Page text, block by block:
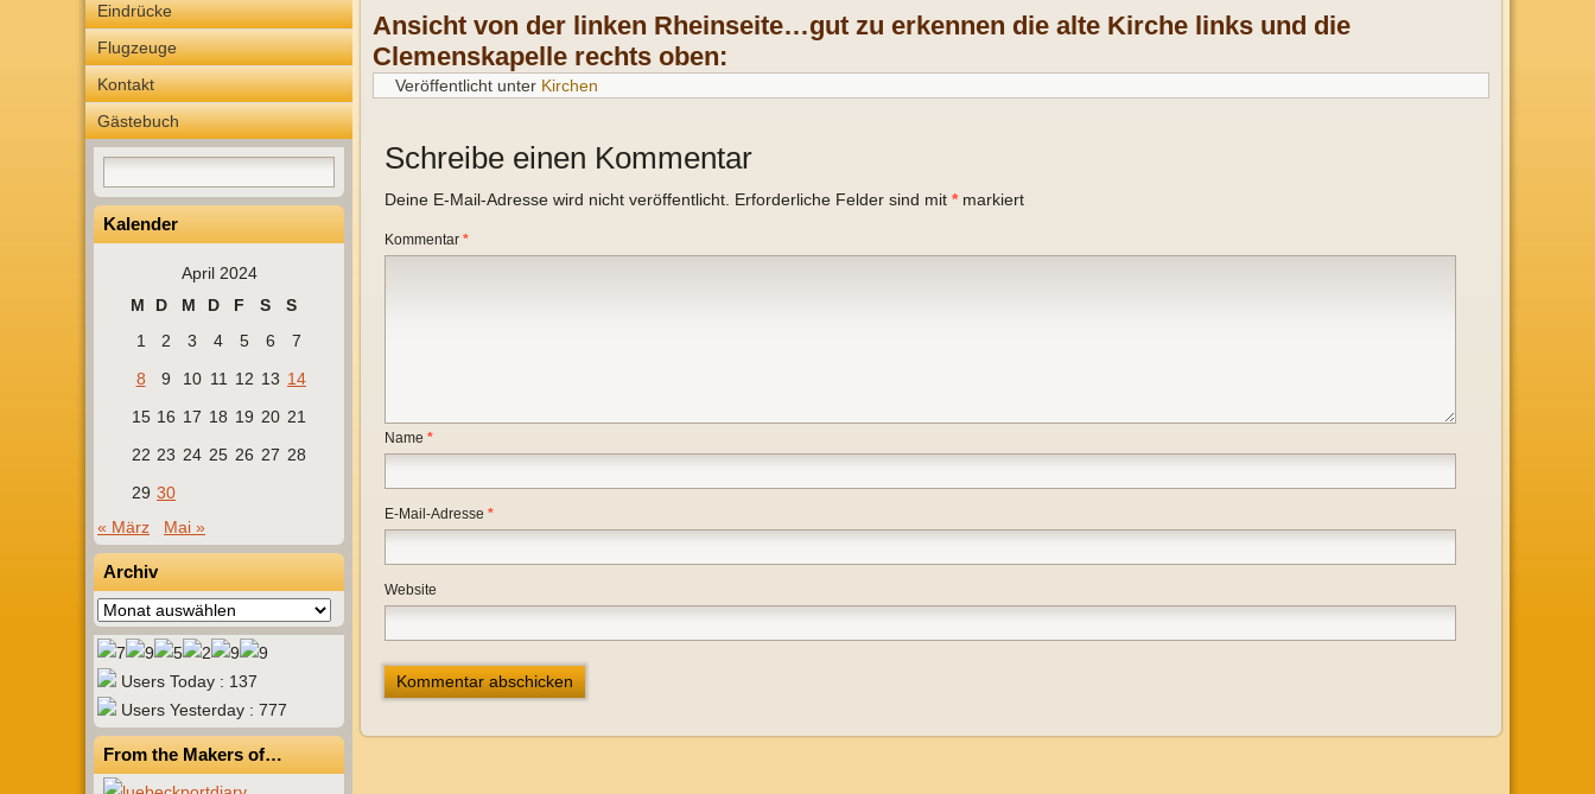
Eindrücke
Flugzeuge
Kontakt
Gästebuch
Kalender
April 2024
M
D M D F S
S
1
2 3 4 5 6
7
8
9 10 11 12 13 14
15 16 17 18 19 20 21
22 23 24 25 26 27 28
29 30
« März
Mai »
Archiv
Archiv
Users Today : 137
Users Yesterday : 777
From the Makers of…
Ansicht von der linken Rheinseite…gut zu erkennen die alte Kirche links und die
Clemenskapelle rechts oben:
Veröffentlicht unter Kirchen
Schreibe einen Kommentar
Deine E-Mail-Adresse wird nicht veröffentlicht. Erforderliche Felder sind mit *markiert
Kommentar *
Name *
E-Mail-Adresse *
Website